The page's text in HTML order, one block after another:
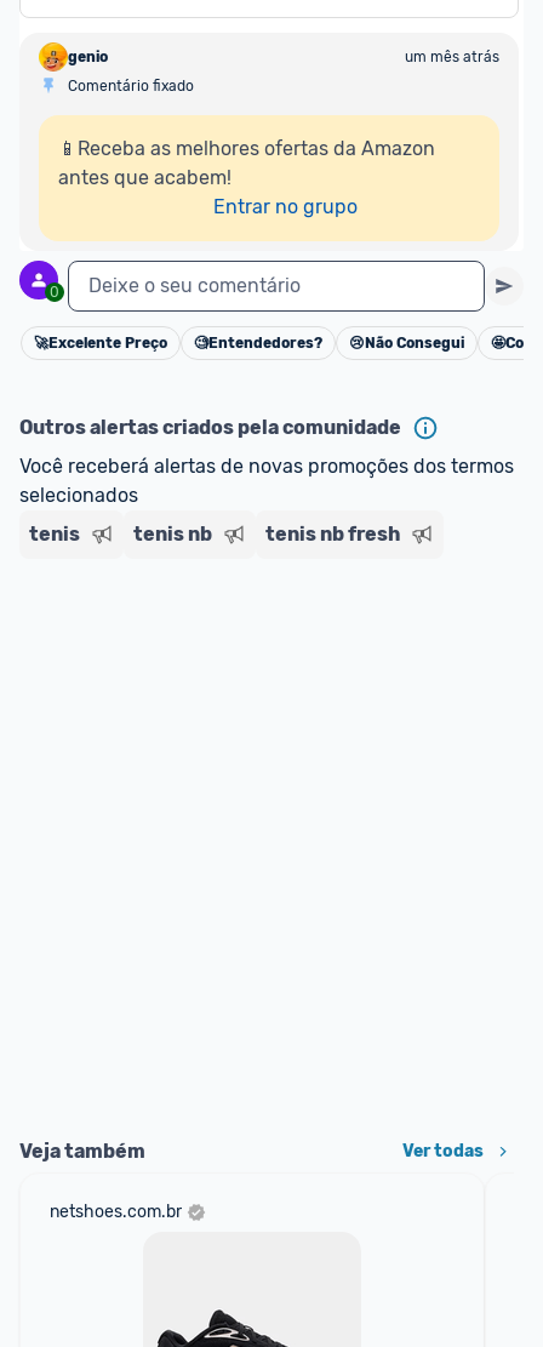
genio
um mês atrás
Comentário fixado
📱Receba as melhores ofertas da Amazon
antes que acabem!
Entrar no grupo
0 Deixe o seu comentário
Cancelar
🚀Excelente Preço 🧐Entendedores? 😢 Não Consegui 🤩
Outros alertas criados pela comunidade
Você receberá alertas de novas promoções dos termos
selecionados
tenis
tenis nb tenis nb fresh
Veja também Ver todas
netshoes.com.br